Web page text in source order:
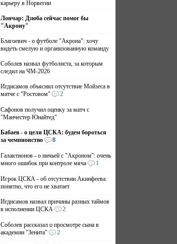
карьеру в Норвегии
Лончар: Дзюба сейчас помог бы
"Акрону"
Благоевич - о футболе "Акрона": хочу
видеть смелую и организованную команду
Соболев назвал футболиста, за которым
следил на ЧМ-2026
Игдисамов объяснил отсутствие Мойзеса в
матче с "Ростовом"
2
Сафонов получил оценку за матч с
"Манчестер Юнайтед"
Бабаев - о цели ЦСКА: будем бороться
за чемпионство
8
Галактионов - о ничьей с "Акроном": очень
много ошибок при контроле мяча
1
Игрок ЦСКА - об отсутствии Акинфеева:
понятно, что его не хватает
Игдисамов назвал причины разных таймов
в исполнении ЦСКА
2
Соболев рассказал о просмотре сына в
академии "Зенита"
2